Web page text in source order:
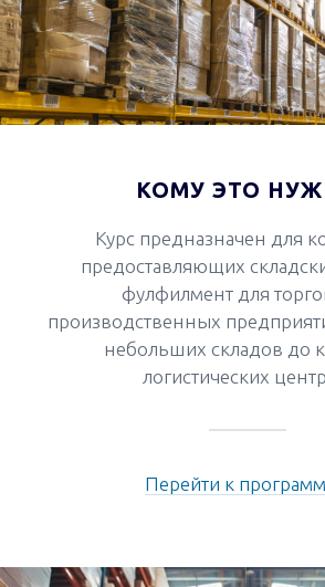
КОМУ ЭТО
Курс предназначен для
предоставляющих
фулфилмент для
производственных
небольших складов до
логистических
Перейти к